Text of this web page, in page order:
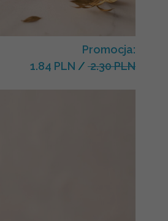
Promocja:
1.84 PLN / 2.30 PLN